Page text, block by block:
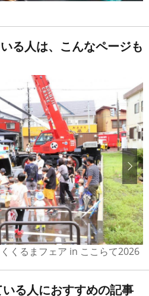
る人は、こんなページも
くるまフェア in ここらて2026
る人におすすめの記事